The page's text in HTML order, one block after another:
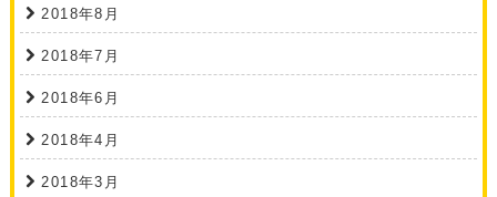
2018年8月
2018年7月
2018年6月
2018年4月
2018年3月